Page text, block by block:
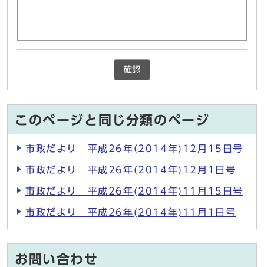
確認
このページと同じ分類のページ
市政だより 平成26年(2014年)12月15日号
市政だより 平成26年(2014年)12月1日号
市政だより 平成26年(2014年)11月15日号
市政だより 平成26年(2014年)11月1日号
お問い合わせ